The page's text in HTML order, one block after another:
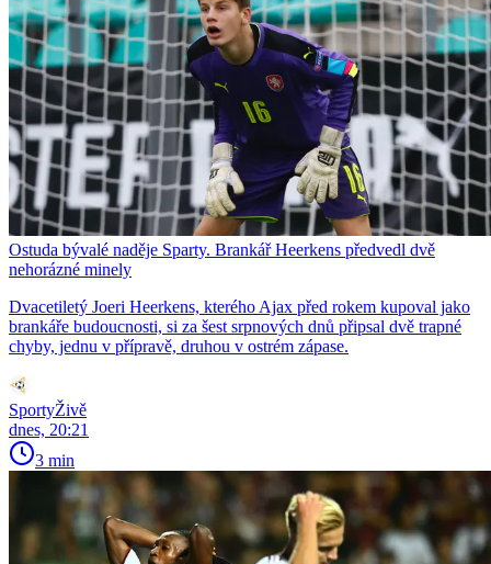
Ostuda bývalé naděje Sparty. Brankář Heerkens předvedl dvě
nehorázné minely
Dvacetiletý Joeri Heerkens, kterého Ajax před rokem kupoval jako
brankáře budoucnosti, si za šest srpnových dnů připsal dvě trapné
chyby, jednu v přípravě, druhou v ostrém zápase.
SportyŽivě
dnes, 20:21
3 min